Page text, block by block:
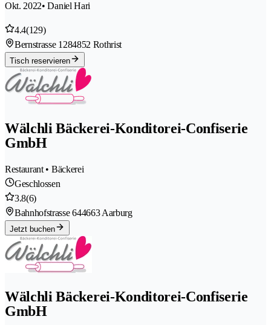
Okt. 2022• Daniel Hari
4.4(129)
Bernstrasse 1284852 Rothrist
Tisch reservieren
Wälchli Bäckerei-Konditorei-Confiserie
GmbH
Restaurant • Bäckerei
Geschlossen
3.8(6)
Bahnhofstrasse 644663 Aarburg
Jetzt buchen
Wälchli Bäckerei-Konditorei-Confiserie
GmbH